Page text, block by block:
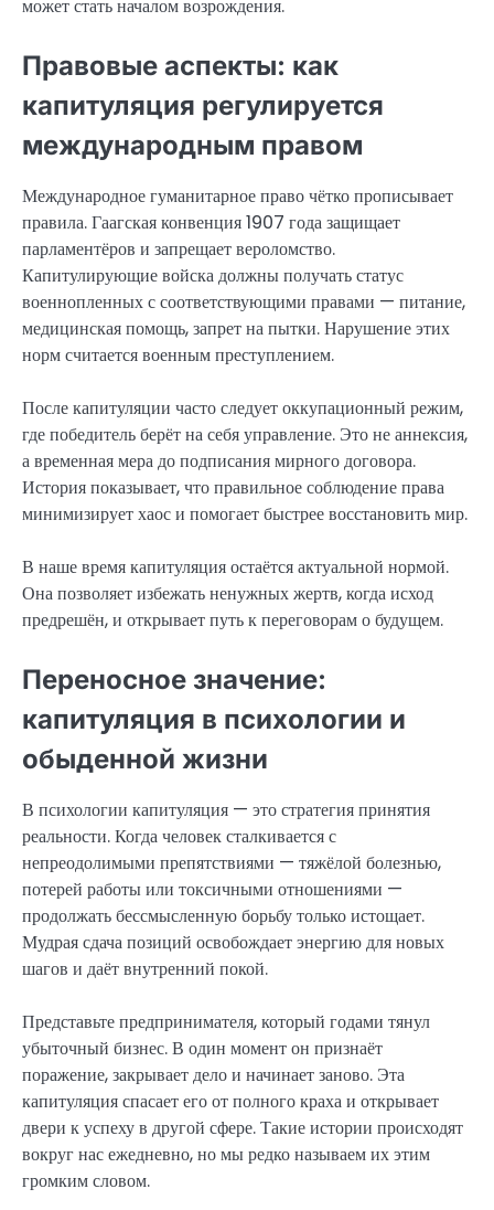
может стать началом возрождения.
Правовые аспекты: как
капитуляция регулируется
международным правом
Международное гуманитарное право чётко прописывает
правила. Гаагская конвенция 1907 года защищает
парламентёров и запрещает вероломство.
Капитулирующие войска должны получать статус
военнопленных с соответствующими правами — питание,
медицинская помощь, запрет на пытки. Нарушение этих
норм считается военным преступлением.
После капитуляции часто следует оккупационный режим,
где победитель берёт на себя управление. Это не аннексия,
а временная мера до подписания мирного договора.
История показывает, что правильное соблюдение права
минимизирует хаос и помогает быстрее восстановить мир.
В наше время капитуляция остаётся актуальной нормой.
Она позволяет избежать ненужных жертв, когда исход
предрешён, и открывает путь к переговорам о будущем.
Переносное значение:
капитуляция в психологии и
обыденной жизни
В психологии капитуляция — это стратегия принятия
реальности. Когда человек сталкивается с
непреодолимыми препятствиями — тяжёлой болезнью,
потерей работы или токсичными отношениями —
продолжать бессмысленную борьбу только истощает.
Мудрая сдача позиций освобождает энергию для новых
шагов и даёт внутренний покой.
Представьте предпринимателя, который годами тянул
убыточный бизнес. В один момент он признаёт
поражение, закрывает дело и начинает заново. Эта
капитуляция спасает его от полного краха и открывает
двери к успеху в другой сфере. Такие истории происходят
вокруг нас ежедневно, но мы редко называем их этим
громким словом.